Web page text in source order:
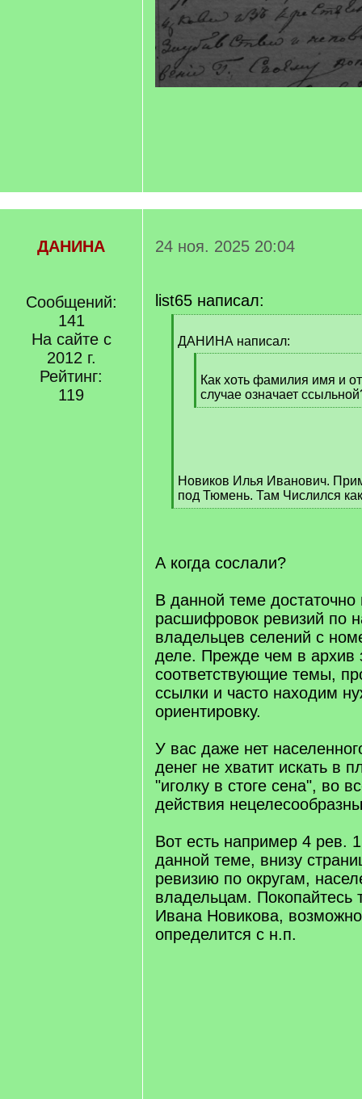
ДАНИНА
Сообщений:
141
На сайте с
2012 г.
Рейтинг:
119
24 ноя. 2025 20:04
list65 написал:
q
ДАНИНА написал:
q
]
Как хоть фамилия имя и
случае означает
[
Новиков Илья Иванович.
под Тюмень. Там Числился
[
А когда сослали?
В данной теме
расшифровок ревизий по
владельцев селений с
деле. Прежде чем в архив
соответствующие темы,
ссылки и часто находим
ориентировку.
У вас даже нет
денег не хватит искать в
"иголку в стоге сена", во
действия
Вот есть например 4 рев.
данной теме, внизу
ревизию по округам,
владельцам. Покопайтесь
Ивана Новикова,
определится с н.п.